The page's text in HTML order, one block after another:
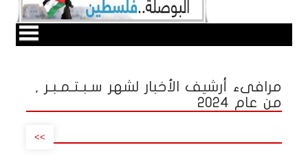
مرافىء أرشيف الأخبار لشهر سـبـتـمـبـر ,
من عام 2024
>>